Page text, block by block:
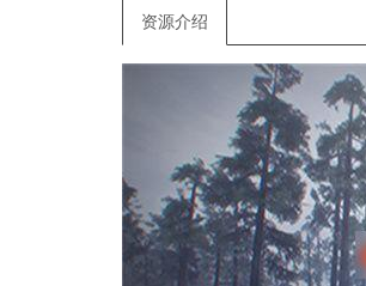
资源介绍